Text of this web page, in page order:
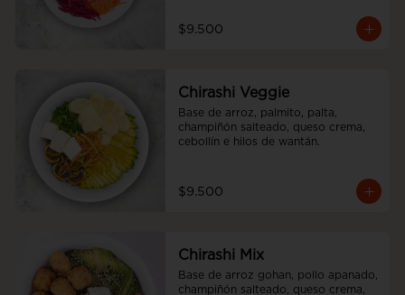
$9.500
Chirashi Veggie
Base de arroz, palmito, palta,
champiñón salteado, queso crema,
cebollín e hilos de wantán.
$9.500
Chirashi Mix
Base de arroz gohan, pollo apanado,
champiñón salteado, queso crema,